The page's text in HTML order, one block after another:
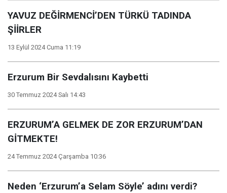
YAVUZ DEĞİRMENCİ’DEN TÜRKÜ TADINDA
ŞİİRLER
13 Eylül 2024 Cuma 11:19
Erzurum Bir Sevdalısını Kaybetti
30 Temmuz 2024 Salı 14:43
ERZURUM’A GELMEK DE ZOR ERZURUM’DAN
GİTMEKTE!
24 Temmuz 2024 Çarşamba 10:36
Neden ‘Erzurum’a Selam Söyle’ adını verdi?